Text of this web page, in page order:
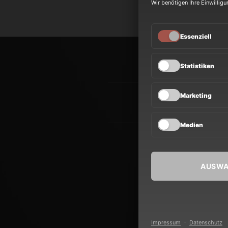
NEWS
TOUR
Wir benötigen Ihre
Essenziell
Statistiken
Marketing
Medien
Impressum · Datenschutz